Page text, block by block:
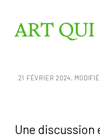
Accueil 23 mars
ART QUI
21 FÉVRIER 2024
Une discussion